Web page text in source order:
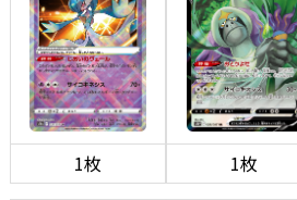
1枚 1枚